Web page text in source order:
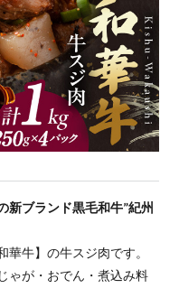
新ブランド黒毛和牛”紀州
牛】の牛スジ肉です。
ゃが・おでん・煮込み料